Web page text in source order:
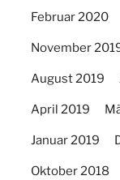
Februar 2020
November
August 2019
April 2019
Januar 2019
Oktober 2018